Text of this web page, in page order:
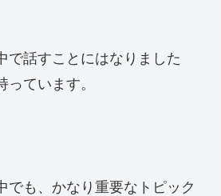
で話すことにはなりました
ています。
でも、かなり重要なトピック